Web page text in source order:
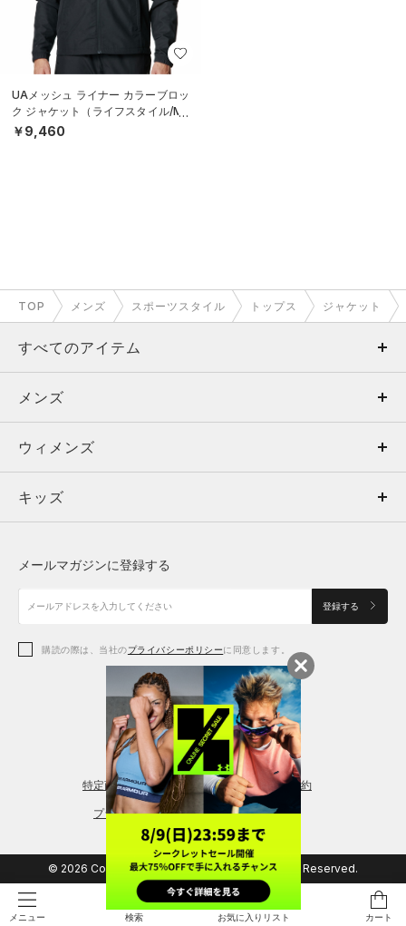
メニュー 検索 お気に入りリスト カート
UAメッシュ ライナー カラーブロッ
ク ジャケット（ライフスタイル/ME
N）
￥9,460
TOP メンズ スポーツスタイル トップス ジャケット
すべてのアイテム
メンズ
ウィメンズ
キッズ
アクセサリー
メンズ
トップス
ボトムス
アクセサリー
ウィメンズ
トップス
シューズ
アクセサリー
レギンス＆タイツ
キッズ
シューズ
メールマガジンに登録する
登録する
購読の際は、当社のプライバシーポリシーに同意します。
特定商取引法に基づく通販の表記 会員規約
プライバシーポリシー
© 2026 Copyright DOME Corporation. All Rights Reserved.